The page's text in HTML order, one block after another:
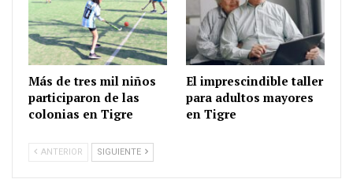
Más de tres mil niños
participaron de las
colonias en Tigre
El imprescindible taller
para adultos mayores
en Tigre
ANTERIOR SIGUIENTE